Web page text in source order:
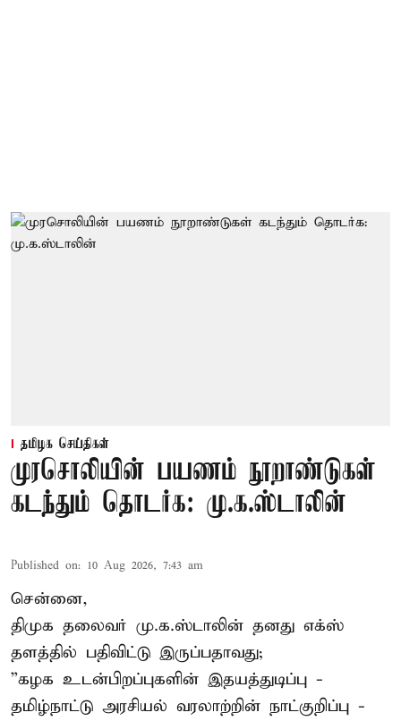
தமிழக செய்திகள்
முரசொலியின் பயணம் நூறாண்டுகள்
கடந்தும் தொடர்க: மு.க.ஸ்டாலின்
Published on: 10 Aug 2026, 7:43 am
சென்னை,
திமுக தலைவர் மு.க.ஸ்டாலின் தனது எக்ஸ்
தளத்தில் பதிவிட்டு இருப்பதாவது;
”கழக உடன்பிறப்புகளின் இதயத்துடிப்பு -
தமிழ்நாட்டு அரசியல் வரலாற்றின் நாட்குறிப்பு -